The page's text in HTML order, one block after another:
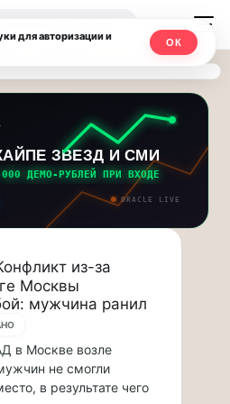
ЗВЕЗД И СМИ
ДЕМО-РУБЛЕЙ ПРИ ВХОДЕ
ORACLE LIVE
из-за
Москвы
мужчина ранил
в Москве возле
не смогли
в результате чего
для авторизации и
ОК